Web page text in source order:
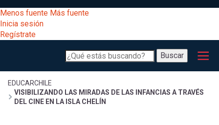
al
contenido
principal
[Educarchile
Escritorio]
Menú
Menos fuente Más fuente
Inicia sesión
Regístrate
Buscar
Buscar
Menú
principal
Desarrollo
Expand
Gestión
curricular
Sobrescribir
EDUCARCHILE
VISIBILIZANDO LAS MIRADAS DE LAS INFANCIAS A TRAVÉS
DEL CINE EN LA ISLA CHELÍN